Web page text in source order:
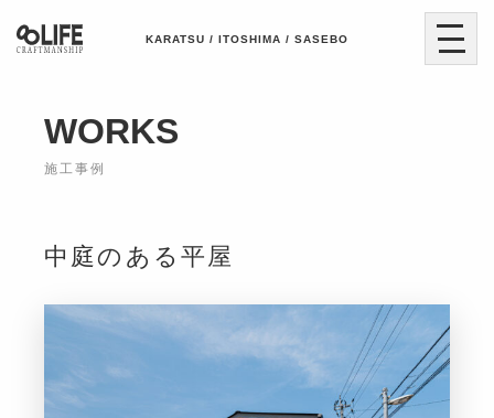
KARATSU / ITOSHIMA / SASEBO
WORKS
施工事例
中庭のある平屋